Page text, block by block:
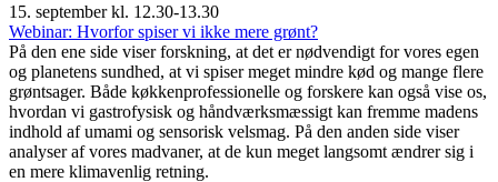
15. september kl. 12.30-13.30
Webinar: Hvorfor spiser vi ikke mere grønt?
På den ene side viser forskning, at det er nødvendigt for vores egen
og planetens sundhed, at vi spiser meget mindre kød og mange flere
grøntsager. Både køkkenprofessionelle og forskere kan også vise os,
hvordan vi gastrofysisk og håndværksmæssigt kan fremme madens
indhold af umami og sensorisk velsmag. På den anden side viser
analyser af vores madvaner, at de kun meget langsomt ændrer sig i
en mere klimavenlig retning.